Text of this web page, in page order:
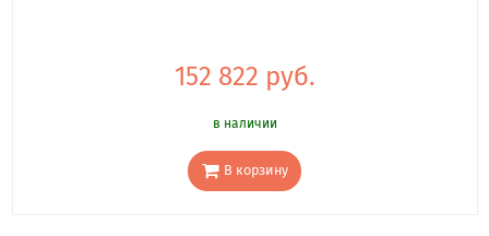
152 822 руб.
в наличии
В корзину